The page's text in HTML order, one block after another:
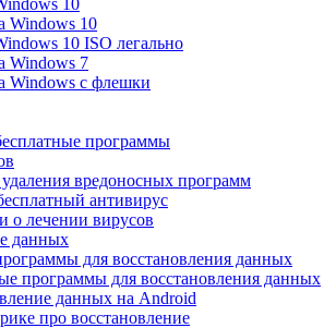
10
Windows 10
10 ISO легально
Windows 7
Windows с флешки
программы
вредоносных программ
антивирус
о лечении вирусов
данных
для восстановления данных
программы для восстановления данных
данных на Android
про восстановление